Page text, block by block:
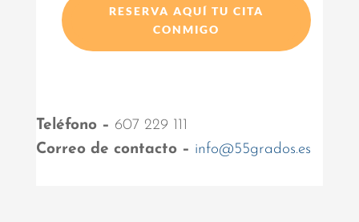
RESERVA AQUÍ TU CITA
CONMIGO
Teléfono – 607 229 111
Correo de contacto – info@55grados.es